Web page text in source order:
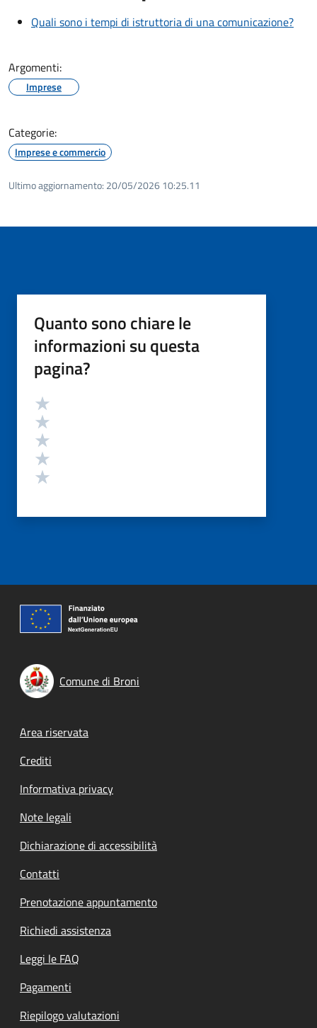
Quali sono i tempi di istruttoria di una comunicazione?
Argomenti:
Imprese
Categorie:
Imprese e commercio
Ultimo aggiornamento: 20/05/2026 10:25.11
Quanto sono chiare le
informazioni su questa
pagina?
Valutazione
Comune di Broni
Footer menu
Area riservata
Crediti
Informativa privacy
Note legali
Dichiarazione di accessibilità
Contatti
Prenotazione appuntamento
Richiedi assistenza
Leggi le FAQ
Pagamenti
Riepilogo valutazioni